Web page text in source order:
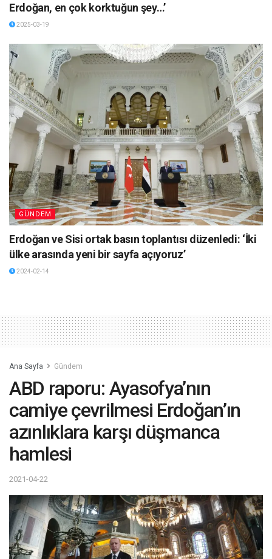
Erdoğan, en çok korktuğun şey…’
2025-03-19
GÜNDEM
Erdoğan ve Sisi ortak basın toplantısı düzenledi: ‘İki
ülke arasında yeni bir sayfa açıyoruz’
2024-02-14
Ana Sayfa Gündem
ABD raporu: Ayasofya’nın
camiye çevrilmesi Erdoğan’ın
azınlıklara karşı düşmanca
hamlesi
2021-04-22